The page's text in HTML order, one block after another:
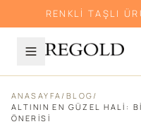
RENKLİ TAŞLI
ANASAYFA/ BLOG/
ALTININ EN GÜZEL HALI:
ÖNERISI